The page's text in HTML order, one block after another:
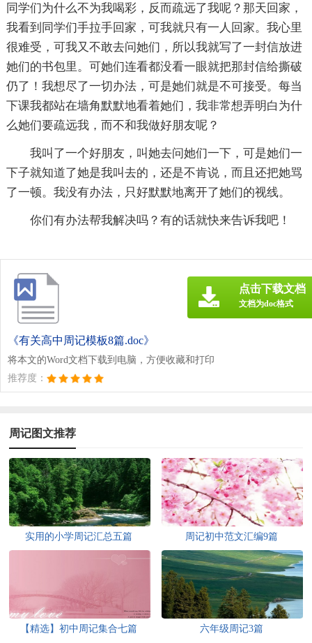
同学们为什么不为我喝彩，反而疏远了我呢？那天回家，
我看到同学们手拉手回家，可我就只有一人回家。我心里
很难受，可我又不敢去问她们，所以我就写了一封信放进
她们的书包里。可她们连看都没看一眼就把那封信给撕破
仍了！我想尽了一切办法，可是她们就是不可接受。每当
下课我都站在墙角默默地看着她们，我非常想弄明白为什
么她们要疏远我，而不和我做好朋友呢？
我叫了一个好朋友，叫她去问她们一下，可是她们一
下子就知道了她是我叫去的，还是不肯说，而且还把她骂
了一顿。我没有办法，只好默默地离开了她们的视线。
你们有办法帮我解决吗？有的话就快来告诉我吧！
《有关高中周记模板8篇.doc》
将本文的Word文档下载到电脑，方便收藏和打印
推荐度：
点击下载文档
文档为doc格式
周记图文推荐
实用的小学周记汇总五篇 周记初中范文汇编9篇
【精选】初中周记集合七篇 六年级周记3篇